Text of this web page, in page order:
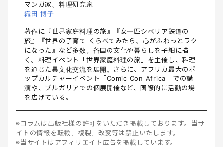
マンガ家、料理研究家
織田 博子
著作に『世界家庭料理の旅』『女一匹シベリア鉄道の
旅』『世界の子育て くらべてみたら、心がふわっとラク
になった』など多数。各国の文化や暮らしを子細に描
く。料理イベント「世界家庭料理の旅」を主催し、料理
を通じた異文化交流を展開。さらに、アフリカ最大のポ
ップカルチャーイベント「Comic Con Africa」での講
演や、ブルガリアでの個展開催など、国際的に活動の場
を広げている。
※コラムは出版社様の許可をいただき掲載しております。当サ
イトの情報を転載、複製、改変等は禁止いたします。
※当サイトはアフィリエイト広告を掲載しています。